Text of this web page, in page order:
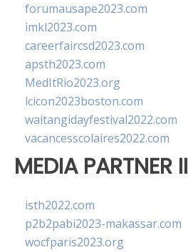
forumausape2023.com
imkl2023.com
careerfaircsd2023.com
apsth2023.com
MedItRio2023.org
lcicon2023boston.com
waitangidayfestival2022.com
vacancesscolaires2022.com
MEDIA PARTNER II
isth2022.com
p2b2pabi2023-makassar.com
wocfparis2023.org